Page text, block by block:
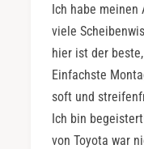
Ich habe meinen
viele
hier ist der
Einfachste
soft und
Ich bin
von Toyota war